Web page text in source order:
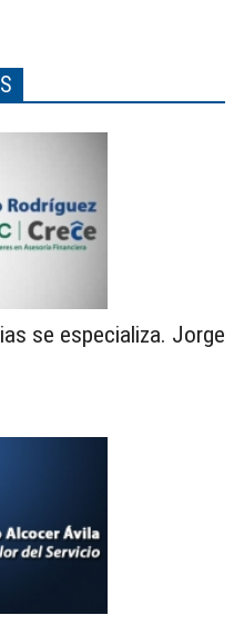
se especializa. Jorge